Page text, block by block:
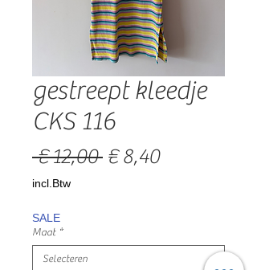
gestreept kleedje
CKS 116
€ 12,00 Normale
€ 8,40Verkoopprijs
incl.Btw
SALE
Maat *